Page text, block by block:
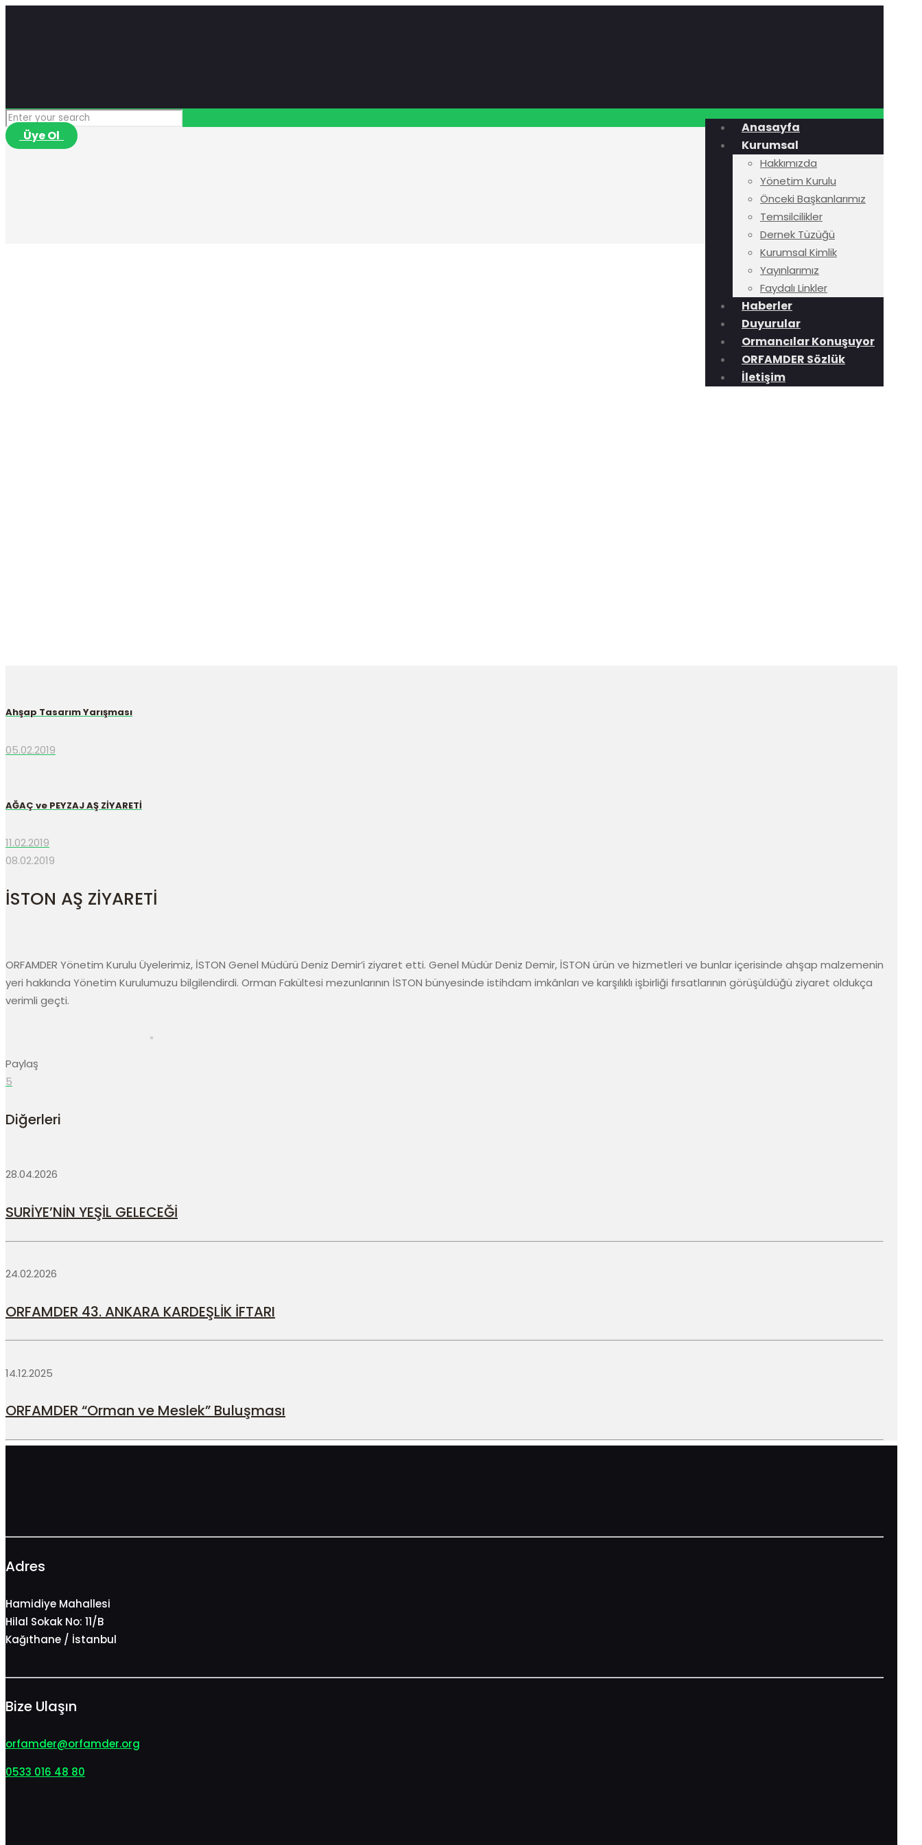
Anasayfa
Kurumsal
Hakkımızda
Yönetim Kurulu
Önceki Başkanlarımız
Temsilcilikler
Dernek Tüzüğü
Kurumsal Kimlik
Yayınlarımız
Faydalı Linkler
Haberler
Duyurular
Ormancılar Konuşuyor
ORFAMDER Sözlük
İletişim
Üye Ol
Ahşap Tasarım Yarışması
05.02.2019
AĞAÇ ve PEYZAJ AŞ ZİYARETİ
11.02.2019
08.02.2019
İSTON AŞ ZİYARETİ
ORFAMDER Yönetim Kurulu Üyelerimiz, İSTON Genel Müdürü Deniz Demir’i ziyaret etti. Genel Müdür Deniz Demir, İSTON ürün ve hizmetleri ve bunlar içerisinde ahşap malzemenin
yeri hakkında Yönetim Kurulumuzu bilgilendirdi. Orman Fakültesi mezunlarının İSTON bünyesinde istihdam imkânları ve karşılıklı işbirliği fırsatlarının görüşüldüğü ziyaret oldukça
verimli geçti.
Paylaş
5
Diğerleri
28.04.2026
SURİYE’NİN YEŞİL GELECEĞİ
24.02.2026
ORFAMDER 43. ANKARA KARDEŞLİK İFTARI
14.12.2025
ORFAMDER “Orman ve Meslek” Buluşması
Adres
Hamidiye Mahallesi
Hilal Sokak No: 11/B
Kağıthane / İstanbul
Bize Ulaşın
orfamder@orfamder.org
0533 016 48 80